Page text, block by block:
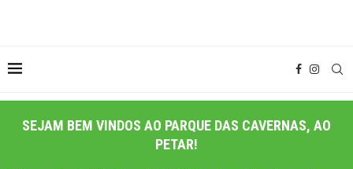
SEJAM BEM VINDOS AO PARQUE DAS CAVERNAS, AO
PETAR!